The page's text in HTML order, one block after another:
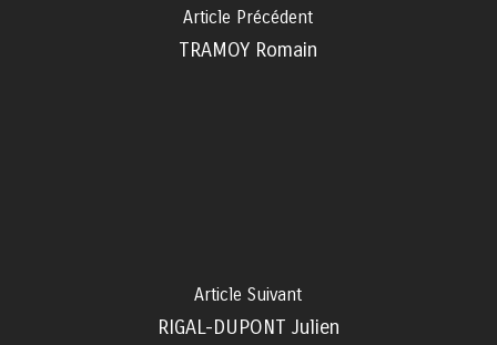
Article Précédent
TRAMOY Romain
Article Suivant
RIGAL-DUPONT Julien